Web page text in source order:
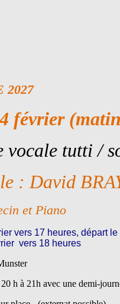
2027
février
vocale tutti /
: David
et Piano
vers 17 heures, départ
vers 18 heures
20 h à 21h avec une demi-